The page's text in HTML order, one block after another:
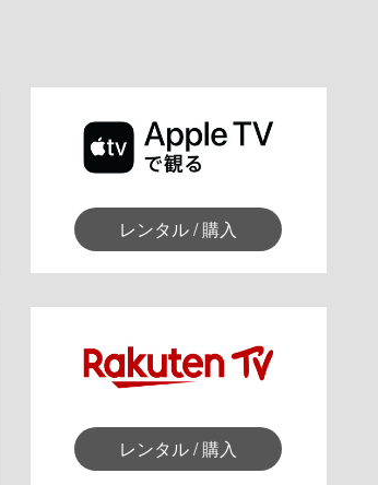
レンタル / 購入
レンタル / 購入